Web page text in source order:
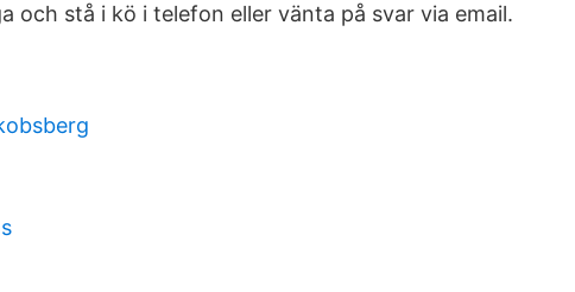
och stå i kö i telefon eller vänta på svar via email.